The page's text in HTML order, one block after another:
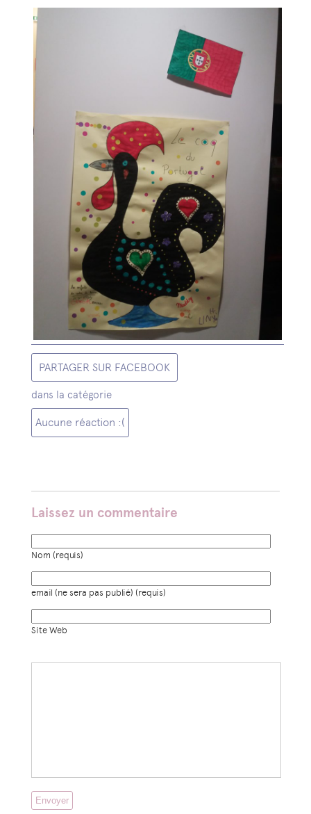
PARTAGER SUR FACEBOOK
dans la catégorie
Aucune réaction :(
Laissez un commentaire
Nom (requis)
email (ne sera pas publié) (requis)
Site Web